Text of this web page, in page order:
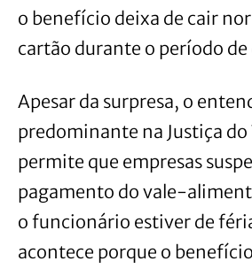
o benefício deixa de cair
cartão durante o período de
Apesar da surpresa, o
predominante na Justiça do
permite que empresas
pagamento do vale-
o funcionário estiver de
acontece porque o